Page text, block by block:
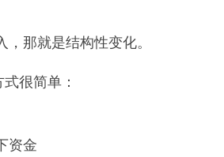
那就是结构性变化。
很简单：
资金